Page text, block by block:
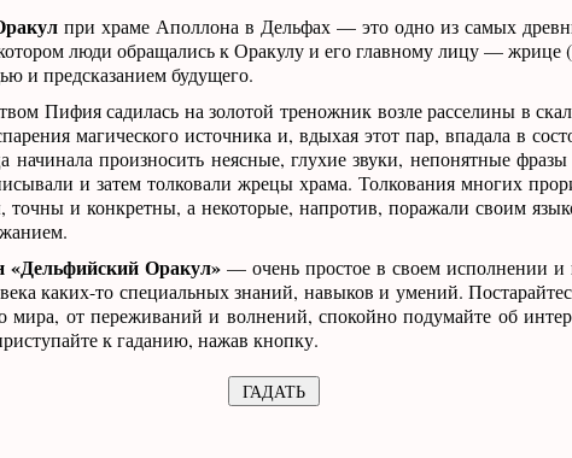
при храме Аполлона в Дельфах — это одно из самых
люди обращались к Оракулу и его главному лицу —
и предсказанием будущего.
Пифия садилась на золотой треножник возле расселины в
магического источника и, вдыхая этот пар, впадала в
произносить неясные, глухие звуки, непонятные
и затем толковали жрецы храма. Толкования многих
точны и конкретны, а некоторые, напротив, поражали своим
«Дельфийский Оракул» — очень простое в своем исполнении и
каких-то специальных знаний, навыков и умений.
мира, от переживаний и волнений, спокойно подумайте об
к гаданию, нажав кнопку.